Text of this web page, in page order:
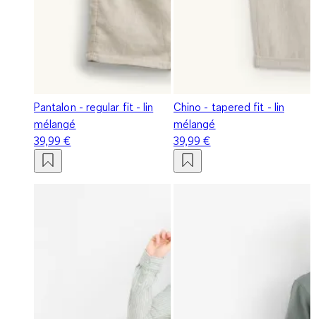
Pantalon - regular fit - lin
mélangé
39,99 €
Chino - tapered fit - lin
mélangé
39,99 €